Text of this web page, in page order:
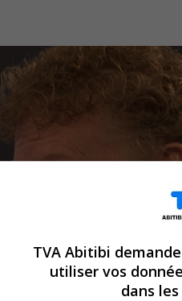
TVA Abitibi
utiliser vos
dans